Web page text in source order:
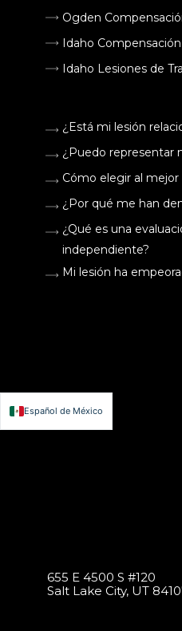
Ogden
Idaho
Idaho Lesiones de
¿Está mi lesión
¿Puedo representar
Cómo elegir al mejor
¿Por qué me han
¿Qué es una
independiente?
Mi lesión ha
655 E 4500 S #120
Salt Lake City, UT
Español de México
English